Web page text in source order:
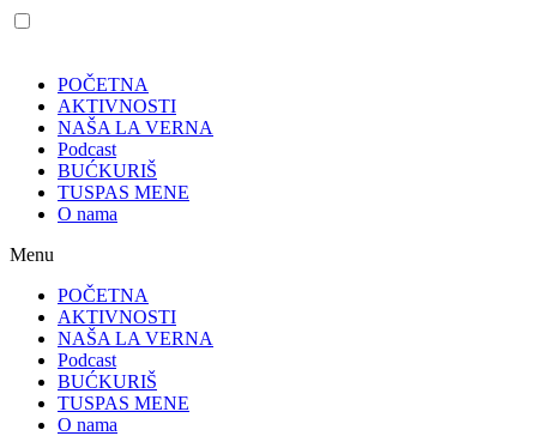
POČETNA
AKTIVNOSTI
NAŠA LA VERNA
Podcast
BUĆKURIŠ
TUSPAS MENE
O nama
Menu
POČETNA
AKTIVNOSTI
NAŠA LA VERNA
Podcast
BUĆKURIŠ
TUSPAS MENE
O nama